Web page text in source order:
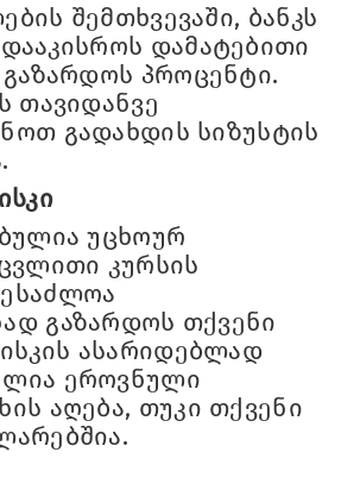
შემთხვევაში, ბანკს
დამატებითი
გაზარდოს პროცენტი.
თავიდანვე
გადახდის სიზუსტის
უცხოურ
კურსის
გაზარდოს თქვენი
ასარიდებლად
ეროვნული
აღება, თუკი თქვენი